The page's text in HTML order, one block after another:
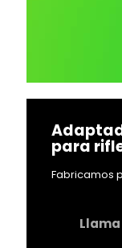
para
Fabricamos